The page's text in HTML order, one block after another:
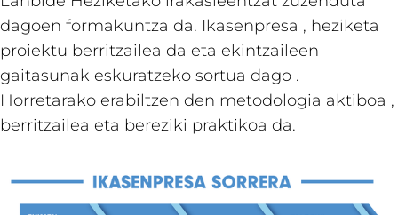
dagoen formakuntza da. Ikasenpresa , heziketa
proiektu berritzailea da eta ekintzaileen
gaitasunak eskuratzeko sortua dago .
Horretarako erabiltzen den metodologia aktiboa ,
berritzailea eta bereziki praktikoa da.